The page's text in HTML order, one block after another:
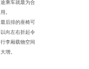
途乘车就最为合
用。
最后排的座椅可
以向左右折起令
行李厢载物空间
大增。